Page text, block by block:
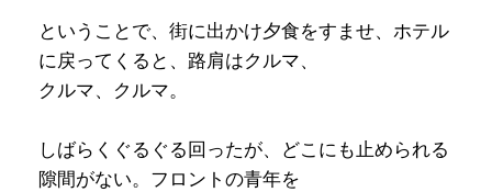
ということで、街に出かけ夕食をすませ、ホテル
に戻ってくると、路肩はクルマ、
クルマ、クルマ。
しばらくぐるぐる回ったが、どこにも止められる
隙間がない。フロントの青年を